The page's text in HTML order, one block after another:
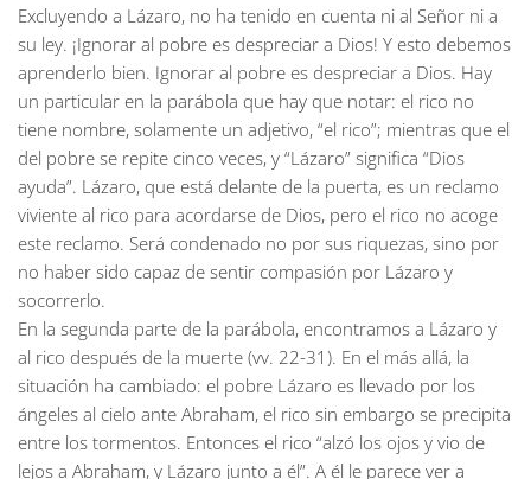
Excluyendo a Lázaro, no ha tenido en cuenta ni al Señor ni a
su ley. ¡Ignorar al pobre es despreciar a Dios! Y esto debemos
aprenderlo bien. Ignorar al pobre es despreciar a Dios. Hay
un particular en la parábola que hay que notar: el rico no
tiene nombre, solamente un adjetivo, “el rico”; mientras que el
del pobre se repite cinco veces, y “Lázaro” significa “Dios
ayuda”. Lázaro, que está delante de la puerta, es un reclamo
viviente al rico para acordarse de Dios, pero el rico no acoge
este reclamo. Será condenado no por sus riquezas, sino por
no haber sido capaz de sentir compasión por Lázaro y
socorrerlo.
En la segunda parte de la parábola, encontramos a Lázaro y
al rico después de la muerte (vv. 22-31). En el más allá, la
situación ha cambiado: el pobre Lázaro es llevado por los
ángeles al cielo ante Abraham, el rico sin embargo se precipita
entre los tormentos. Entonces el rico “alzó los ojos y vio de
lejos a Abraham, y Lázaro junto a él”. A él le parece ver a